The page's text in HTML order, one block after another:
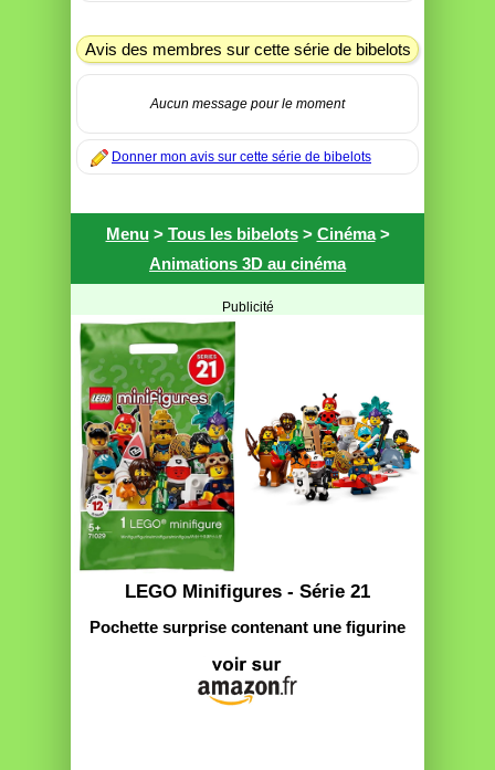
Avis des membres sur cette série de bibelots
Aucun message pour le moment
Donner mon avis sur cette série de bibelots
Menu> Tous les bibelots> Cinéma>
Animations 3D au cinéma
Publicité
LEGO Minifigures - Série 21
Pochette surprise contenant une figurine